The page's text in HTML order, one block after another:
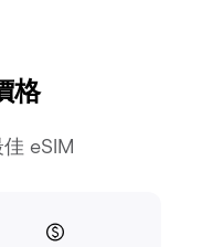
格
eSIM